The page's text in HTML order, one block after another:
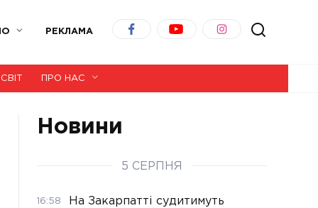
РЕКЛАМА
СВІТ ПРО НАС
Новини
5 СЕРПНЯ
16:58
На Закарпатті судитимуть